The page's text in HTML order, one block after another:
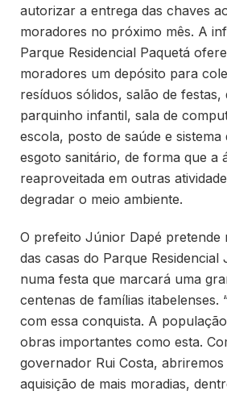
autorizar a entrega das chaves
moradores no próximo mês. A
Parque Residencial Paquetá
moradores um depósito para
resíduos sólidos, salão de
parquinho infantil, sala de
escola, posto de saúde e sistema
esgoto sanitário, de forma que a
reaproveitada em outras
degradar o meio ambiente.
O prefeito Júnior Dapé pretende
das casas do Parque Residencial
numa festa que marcará uma
centenas de famílias itabelenses.
com essa conquista. A
obras importantes como esta.
governador Rui Costa,
aquisição de mais moradias,